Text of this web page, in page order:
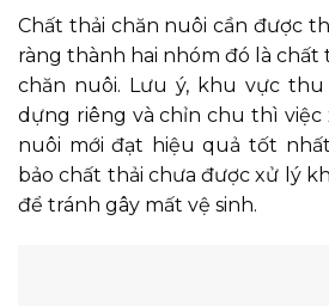
Chất thải chăn nuôi cần được
ràng thành hai nhóm đó là chất
chăn nuôi. Lưu ý, khu vực
dựng riêng và chỉn chu thì việc
nuôi mới đạt hiệu quả tốt
bảo chất thải chưa được xử lý
để tránh gây mất vệ sinh.